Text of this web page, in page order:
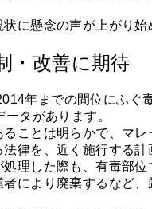
に懸念の声が上がり
・改善に期待
年までの間位にふぐ
タがあります。
ことは明らかで、マ
律を、近く施行する
理した際も、有毒部
により廃棄するなど